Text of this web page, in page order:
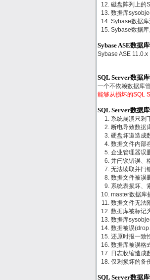
磁盘阵列上的
数据库
Sybase数据库
Sybase数据库
Sybase ASE数据
Sybase ASE
SQL Server数据
一个不依赖数据库
能够从损坏的SQL
SQL Server数据
系统崩溃只剩
断电导致数据
硬盘坏道造成
数据文件内部
企业管理器误
并闩锁错误、
无法读取并闩
数据文件被误
系统表损坏、
master数据库
数据文件无法
数据库被标记
数据库
数据被误
还原时报一致
数据库被误格
日志收缩造成
仅剩损坏的备
SQL Server数据